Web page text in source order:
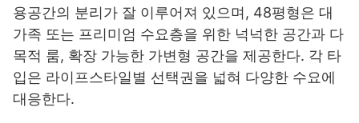
용공간의 분리가 잘 이루어져 있으며, 48평형은 대
가족 또는 프리미엄 수요층을 위한 넉넉한 공간과 다
목적 룸, 확장 가능한 가변형 공간을 제공한다. 각 타
입은 라이프스타일별 선택권을 넓혀 다양한 수요에
대응한다.